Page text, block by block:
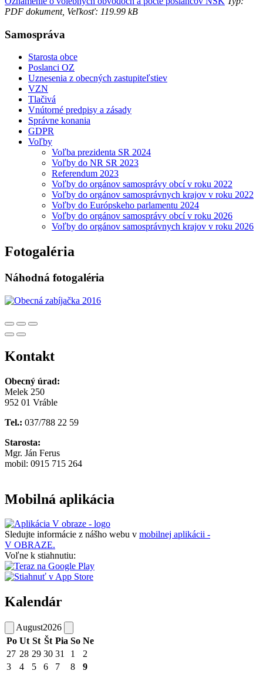
PDF dokument, Veľkosť: 119.99 kB
Samospráva
Starosta obce
Poslanci OZ
Uznesenia z obecných zastupiteľstiev
VZN
Tlačivá
Vnútorné predpisy a zásady
Správne konania
GDPR
Voľby
Voľba prezidenta SR 2024
Voľby do NR SR 2023
Referendum 2023
Voľby do orgánov samosprávy obcí v roku 2022
Voľby do orgánov samosprávnych krajov v roku 2022
Voľby do Európskeho parlamentu 2024
Voľby do orgánov samosprávy obcí v roku 2026
Voľby do orgánov samosprávnych krajov v roku 2026
Fotogaléria
Náhodná fotogaléria
Kontakt
Obecný úrad:
Melek 250
952 01 Vráble
Tel.: 037/788 22 59
Starosta:
Mgr. Ján Ferus
mobil: 0915 715 264
Mobilná aplikácia
Sledujte informácie z nášho webu v mobilnej aplikácii -
V OBRAZE.
Voľne k stiahnutiu:
Kalendár
August2026
Po Ut St Št Pia So Ne
27 28 29 30 31 1
2
3
4 5 6 7 8
9